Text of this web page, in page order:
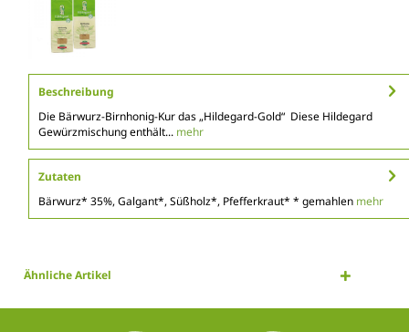
Beschreibung
Die Bärwurz-Birnhonig-Kur das „Hildegard-Gold“ Diese Hildegard
Gewürzmischung enthält... mehr
Zutaten
Bärwurz* 35%, Galgant*, Süßholz*, Pfefferkraut* * gemahlen mehr
Ähnliche Artikel